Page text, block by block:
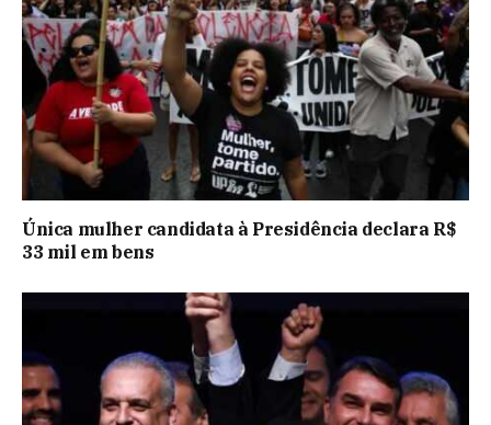
Única mulher candidata à Presidência declara R$
33 mil em bens